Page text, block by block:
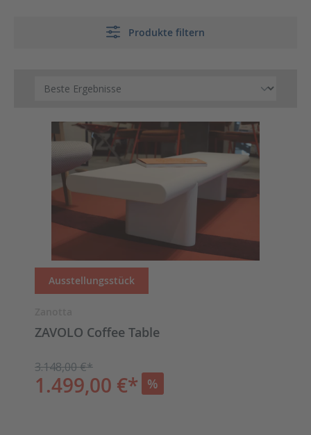
Produkte filtern
Ausstellungsstück
ZAVOLO Coffee Table
3.148,00 €*
1.499,00 €* %